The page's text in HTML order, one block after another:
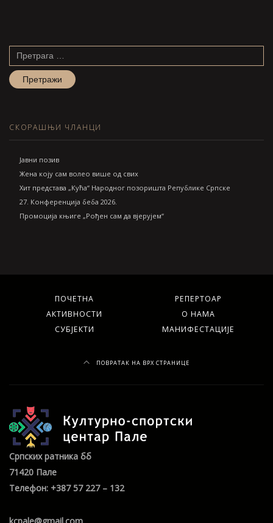
Претрага
СКОРАШЊИ ЧЛАНЦИ
Jавни позив
Жена коју сам волео више од свих
Хит представа „Кућа“ Народног позоришта Републике Српске
27. Конференција беба 2026.
Промоција књиге „Рођен сам да вјерујем“
ПОЧЕТНА
РЕПЕРТОАР
АКТИВНОСТИ
О НАМА
СУБЈЕКТИ
МАНИФЕСТАЦИЈЕ
ПОВРАТАК НА ВРХ СТРАНИЦЕ
Српских ратника бб
71420 Пале
Телефон: +387 57 227 – 132
kcpale@gmail.com